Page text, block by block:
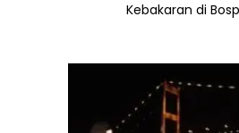
Kebakaran di